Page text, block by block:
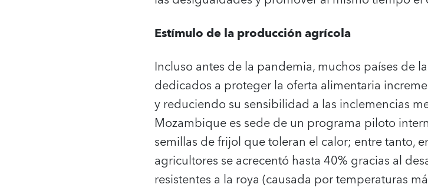
Estímulo de la producción agrícola
Incluso antes de la pandemia, muchos países de
dedicados a proteger la oferta alimentaria
y reduciendo su sensibilidad a las inclemencias
Mozambique es sede de un programa piloto
semillas de frijol que toleran el calor; entre tanto,
agricultores se acrecentó hasta 40% gracias al
resistentes a la roya (causada por temperaturas